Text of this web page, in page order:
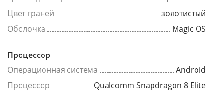
Цвет граней
золотистый
Оболочка
Magic OS
Процессор
Операционная система
Android
Процессор
Qualcomm Snapdragon 8 Elite